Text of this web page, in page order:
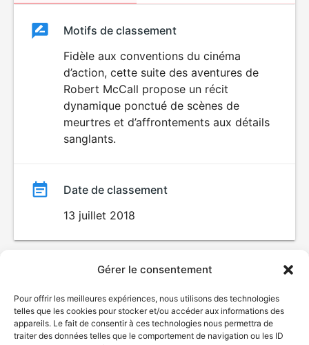
Gérer le consentement
Pour offrir les meilleures expériences, nous utilisons des technologies
telles que les cookies pour stocker et/ou accéder aux informations des
appareils. Le fait de consentir à ces technologies nous permettra de
traiter des données telles que le comportement de navigation ou les ID
ClassementClassement
VIOLENCE
Motifs de classement
Fidèle aux conventions du cinéma
d’action, cette suite des aventures de
Robert McCall propose un récit
dynamique ponctué de scènes de
meurtres et d’affrontements aux détails
sanglants.
Date de classement
13 juillet 2018